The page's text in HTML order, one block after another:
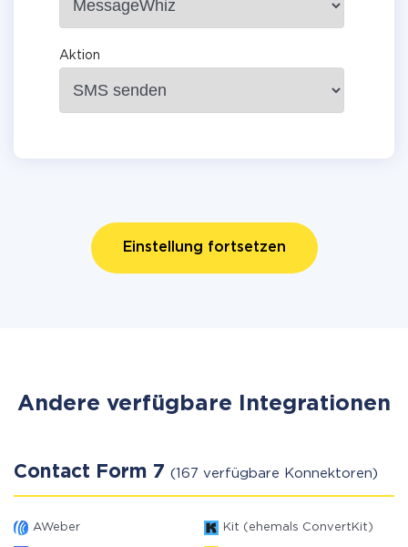
Aktion
Einstellung fortsetzen
Andere verfügbare Integrationen
Contact Form 7 (167 verfügbare Konnektoren)
AWeber Kit (ehemals ConvertKit)